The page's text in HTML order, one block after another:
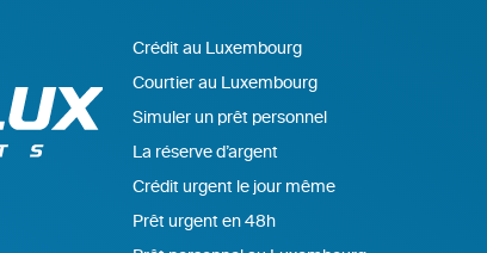
Crédit au Luxembourg
Courtier au Luxembourg
Simuler un prêt personnel
La réserve d’argent
Crédit urgent le jour même
Prêt urgent en 48h